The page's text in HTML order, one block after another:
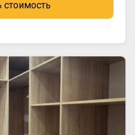
стоимость